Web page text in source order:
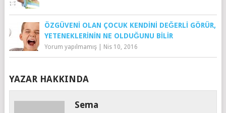
ÖZGÜVENI OLAN ÇOCUK KENDINI DEĞERLI GÖRÜR,
YETENEKLERININ NE OLDUĞUNU BILIR
Yorum yapılmamış| Nis 10, 2016
YAZAR HAKKINDA
Sema